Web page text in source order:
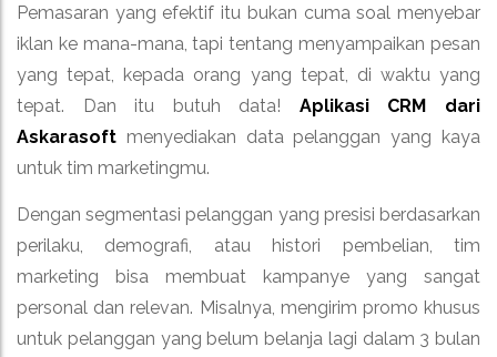
Pemasaran yang efektif itu bukan cuma soal menyebar
iklan ke mana-mana, tapi tentang menyampaikan pesan
yang tepat, kepada orang yang tepat, di waktu yang
tepat. Dan itu butuh data! Aplikasi CRM dari
Askarasoft menyediakan data pelanggan yang kaya
untuk tim marketingmu.
Dengan segmentasi pelanggan yang presisi berdasarkan
perilaku, demografi, atau histori pembelian, tim
marketing bisa membuat kampanye yang sangat
personal dan relevan. Misalnya, mengirim promo khusus
untuk pelanggan yang belum belanja lagi dalam 3 bulan